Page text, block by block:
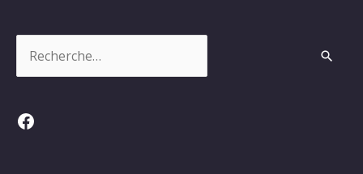
Facebook